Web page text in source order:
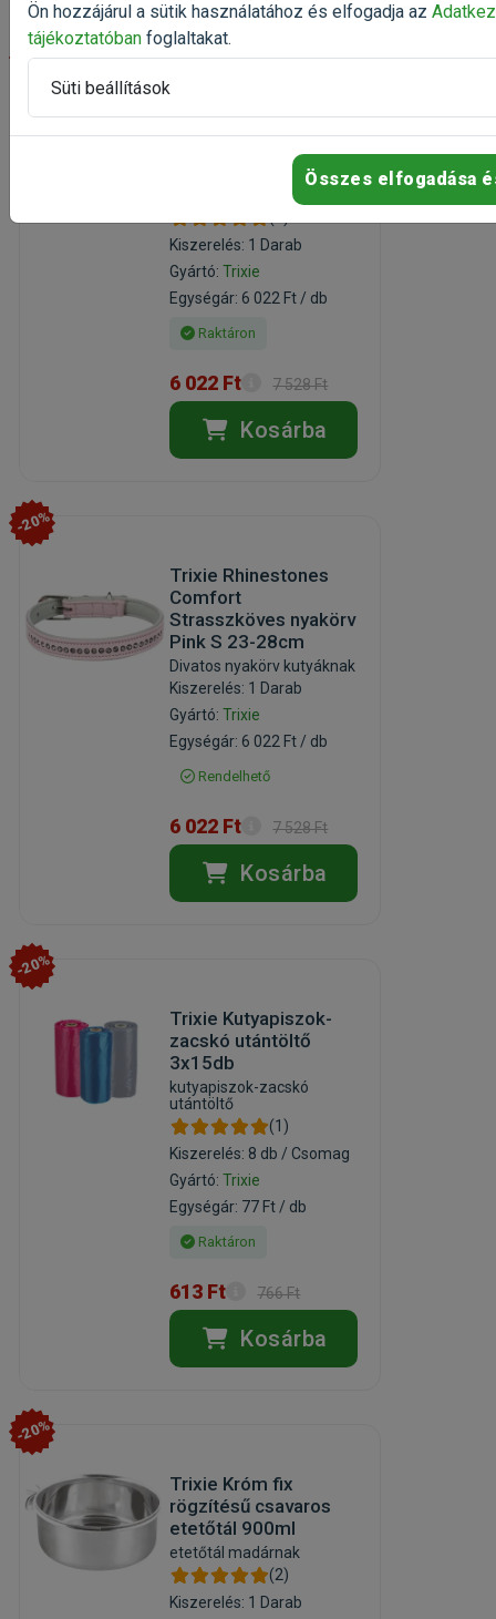
-20%
Kaparófal Barna
szizálrost kaparófa
Kiszerelés: 1 Darab
Gyártó:Trixie
Egységár: 6 022 Ft / db
Raktáron
6 022 Ft 7 528 Ft
Kosárba
-20%
Trixie Rhinestones
Comfort
Strasszköves nyakörv
Pink S 23-28cm
Divatos nyakörv kutyáknak
Kiszerelés: 1 Darab
Gyártó:Trixie
Egységár: 6 022 Ft / db
Rendelhető
6 022 Ft 7 528 Ft
Kosárba
-20%
Trixie Kutyapiszok-
zacskó utántöltő
3x15db
kutyapiszok-zacskó
utántöltő
(1)
Kiszerelés: 8 db / Csomag
Gyártó:Trixie
Egységár: 77 Ft / db
Raktáron
613 Ft 766 Ft
Kosárba
-20%
Trixie Króm fix
rögzítésű csavaros
etetőtál 900ml
etetőtál madárnak
(2)
Kiszerelés: 1 Darab
Ön hozzájárul a sütik használatához és elfogadja az
tájékoztatóban foglaltakat.
Süti beállítások
Összes elfogadása